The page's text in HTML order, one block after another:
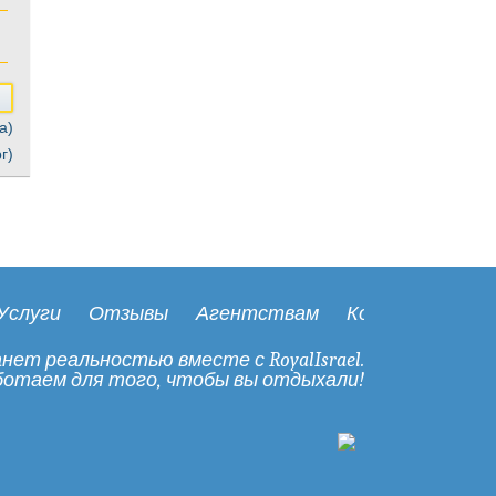
Отзывы Агентствам
Контакты
реальностью вместе с RoyalIsrael.
для того, чтобы вы отдыхали!